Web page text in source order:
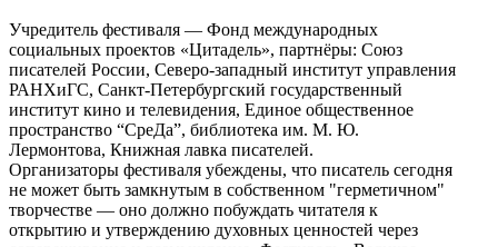
Учредитель фестиваля — Фонд международных
социальных проектов «Цитадель», партнёры: Союз
писателей России, Северо-западный институт управления
РАНХиГС, Санкт-Петербургский государственный
институт кино и телевидения, Единое общественное
пространство “СреДа”, библиотека им. М. Ю.
Лермонтова, Книжная лавка писателей.
Организаторы фестиваля убеждены, что писатель сегодня
не может быть замкнутым в собственном "герметичном"
творчестве — оно должно побуждать читателя к
открытию и утверждению духовных ценностей через